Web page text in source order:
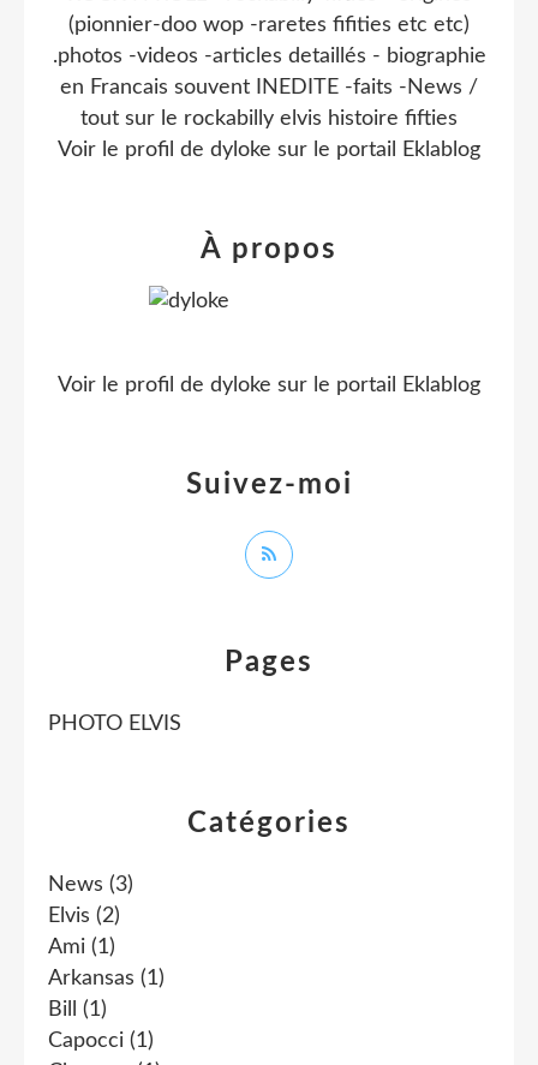
Catégories
News (3)
Elvis (2)
Ami (1)
Arkansas (1)
Bill
(1)
Capocci (1)
Pages
PHOTO ELVIS
(pionnier-doo wop -raretes fifities etc etc)
.photos -videos -articles detaillés - biographie
en Francais souvent INEDITE -faits -News /
tout sur le rockabilly elvis histoire fifties
Voir le profil de dyloke sur le portail Eklablog
Suivez-moi
À propos
Voir le profil de dyloke sur le portail Eklablog